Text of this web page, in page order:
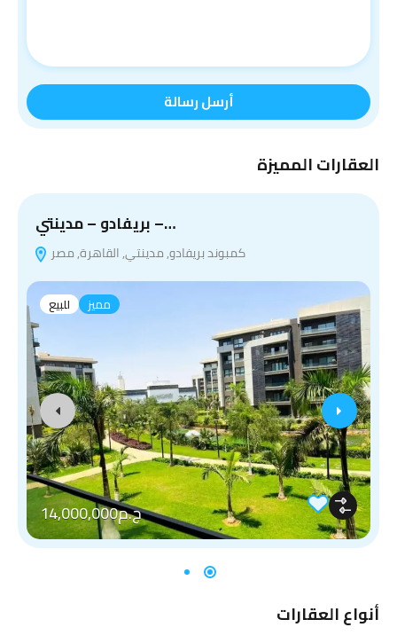
أرسل رسالة
العقارات المميزة
بريفادو – مدينتي –…
كمبوند بريفادو, مدينتي, القاهرة, مصر
للبيع مميز
ج.م14,000,000
أنواع العقارات